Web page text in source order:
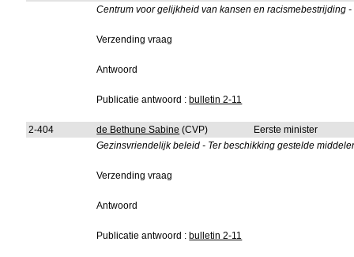
Centrum voor gelijkheid van kansen en racismebestrijding
Verzending vraag
Antwoord
Publicatie antwoord : bulletin 2-11
2-404 de Bethune Sabine (CVP)
Eerste minister
Gezinsvriendelijk beleid - Ter beschikking gestelde
Verzending vraag
Antwoord
Publicatie antwoord : bulletin 2-11